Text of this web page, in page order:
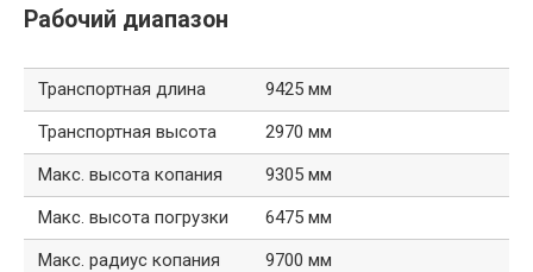
Рабочий диапазон
Транспортная длина
9425 мм
Транспортная высота
2970 мм
Макс. высота копания
9305 мм
Макс. высота погрузки
6475 мм
Макс. радиус копания
9700 мм